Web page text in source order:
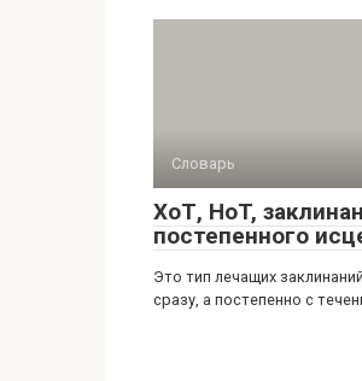
Словарь
ХоТ, HoT,
постепенного
Это тип лечащих
сразу, а постепенно с